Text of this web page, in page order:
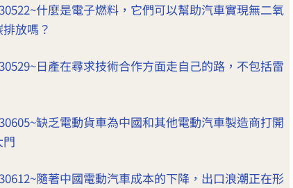
什麼是電子燃料，它們可以幫助汽車實現無二氧
放嗎？
日產在尋求技術合作方面走自己的路，不包括雷
缺乏電動貨車為中國和其他電動汽車製造商打開
門
隨著中國電動汽車成本的下降，出口浪潮正在形